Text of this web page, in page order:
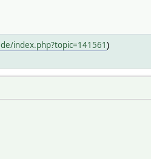
index.php?topic=141561)